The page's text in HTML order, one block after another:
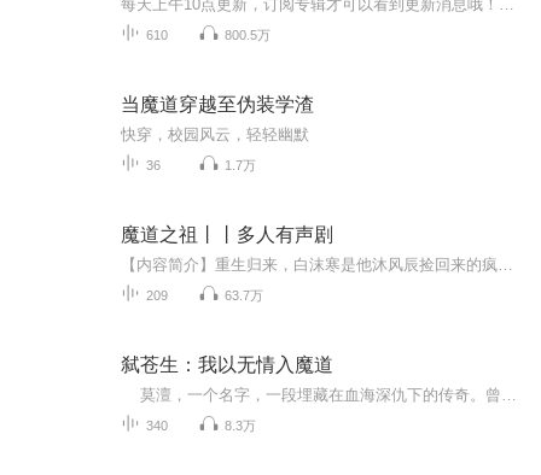
610 800.5万
当魔道穿越至伪装学渣
快穿，校园风云，轻轻幽默
36 1.7万
魔道之祖丨丨多人有声剧
209 63.7万
弑苍生：我以无情入魔道
340 8.3万